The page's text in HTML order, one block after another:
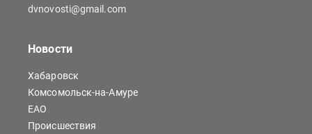
dvnovosti@gmail.com
Новости
Хабаровск
Комсомольск-на-Амуре
ЕАО
Происшествия